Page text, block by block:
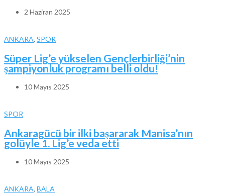
2 Haziran 2025
ANKARA, SPOR
Süper Lig’e yükselen Gençlerbirliği’nin
şampiyonluk programı belli oldu!
10 Mayıs 2025
SPOR
Ankaragücü bir ilki başararak Manisa’nın
golüyle 1. Lig’e veda etti
10 Mayıs 2025
ANKARA, BALA